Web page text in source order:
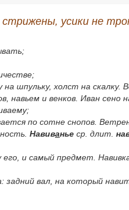
усики не
на шпульку, холст на скалку.
навьем и венков. Иван сено
по сотне снопов.
Навиванье ср. длит.
и самый предмет.
задний вал, на который